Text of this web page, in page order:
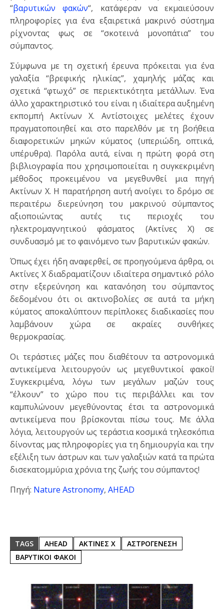
“βαρυτικών φακών“, κατάφεραν να εκμαιεύσουν
πληροφορίες για ένα εξαιρετικά μακρινό σύστημα
ρίχνοντας φως σε “σκοτεινά μονοπάτια” του
σύμπαντος.
Σύμφωνα με τη σχετική έρευνα πρόκειται για ένα
γαλαξία “βρεφικής ηλικίας”, χαμηλής μάζας και
σχετικά “φτωχό” σε περιεκτικότητα μετάλλων. Ένα
άλλο χαρακτηριστικό του είναι η ιδιαίτερα αυξημένη
εκπομπή Ακτίνων Χ. Αντίστοιχες μελέτες έχουν
πραγματοποιηθεί και στο παρελθόν με τη βοήθεια
διαφορετικών μηκών κύματος (υπεριώδη, οπτικά,
υπέρυθρα). Παρόλα αυτά, είναι η πρώτη φορά στη
βιβλιογραφία που χρησιμοποιείται η συγκεκριμένη
μέθοδος προκειμένου να μεγεθυνθεί μια πηγή
Ακτίνων Χ. Η παρατήρηση αυτή ανοίγει το δρόμο σε
περαιτέρω διερεύνηση του μακρινού σύμπαντος
αξιοποιώντας αυτές τις περιοχές του
ηλεκτρομαγνητικού φάσματος (Ακτίνες Χ) σε
συνδυασμό με το φαινόμενο των βαρυτικών φακών.
Όπως έχει ήδη αναφερθεί, σε προηγούμενα άρθρα, οι
Ακτίνες Χ διαδραματίζουν ιδιαίτερα σημαντικό ρόλο
στην εξερεύνηση και κατανόηση του σύμπαντος
δεδομένου ότι οι ακτινοβολίες σε αυτά τα μήκη
κύματος αποκαλύπτουν περίπλοκες διαδικασίες που
λαμβάνουν χώρα σε ακραίες συνθήκες
θερμοκρασίας.
Οι τεράστιες μάζες που διαθέτουν τα αστρονομικά
αντικείμενα λειτουργούν ως μεγεθυντικοί φακοί!
Συγκεκριμένα, λόγω των μεγάλων μαζών τους
“έλκουν” το χώρο που τις περιβάλλει και τον
καμπυλώνουν μεγεθύνοντας έτσι τα αστρονομικά
αντικείμενα που βρίσκονται πίσω τους. Με άλλα
λόγια, λειτουργούν ως τεράστια κοσμικά τηλεσκόπια
δίνοντας μας πληροφορίες για τη δημιουργία και την
εξέλιξη των άστρων και των γαλαξιών κατά τα πρώτα
δισεκατομμύρια χρόνια της ζωής του σύμπαντος!
Πηγή: Nature Astronomy, AHEAD
TAGS AHEAD ΑΚΤΙΝΕΣ Χ
ΑΣΤΡΟΓΕΝΕΣΗ
ΒΑΡΥΤΙΚΟΙ ΦΑΚΟΙ